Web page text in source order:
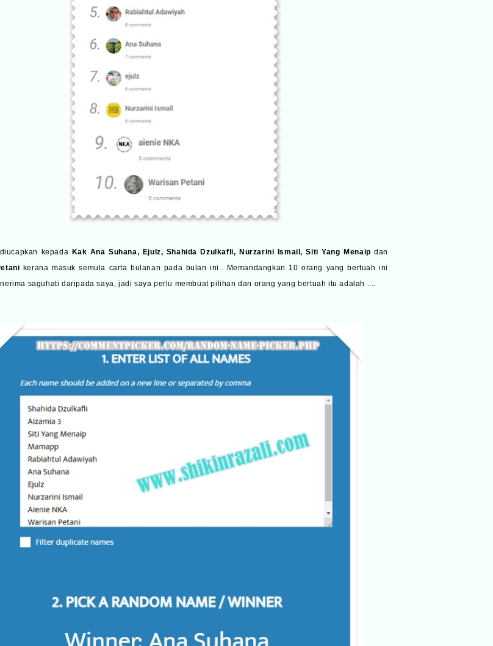
diucapkan kepada Kak Ana Suhana, Ejulz, Shahida Dzulkafli, Nurzarini Ismail, Siti Yang Menaipdan
kerana masuk semula carta bulanan pada bulan ini.. Memandangkan 10 orang yang bertuah ini
saguhati daripada saya, jadi saya perlu membuat pilihan dan orang yang bertuah itu adalah ....